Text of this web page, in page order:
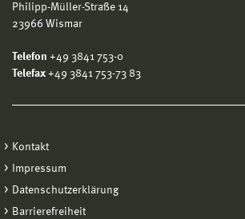
Philipp-Müller-Straße 14
23966 Wismar
Telefon +49 3841 753-0
Telefax +49 3841 753-73 83
Kontakt
Impressum
Datenschutzerklärung
Barrierefreiheit